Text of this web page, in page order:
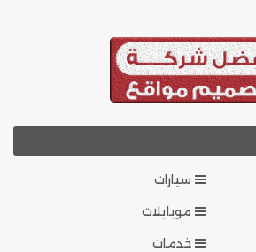
سيارات
موبايلات
خدمات